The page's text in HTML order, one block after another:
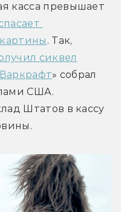
касса превышает
. Так,
сиквел
Варкрафт» собрал
США.
Штатов в кассу